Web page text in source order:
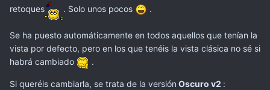
retoques
. Solo unos pocos .
Se ha puesto automáticamente en todos aquellos que tenían la
vista por defecto, pero en los que tenéis la vista clásica no sé si
habrá cambiado
.
Si queréis cambiarla, se trata de la versión Oscuro v2 :